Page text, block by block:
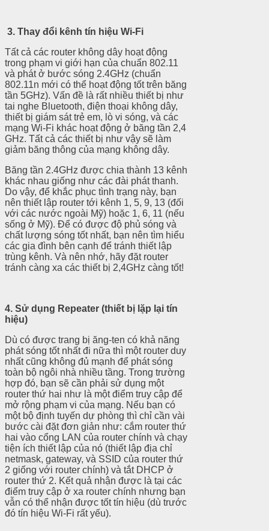
3. Thay đổi kênh tín hiệu Wi-Fi
Tất cả các router không dây hoạt động
trong phạm vi giới hạn của chuẩn 802.11
và phát ở bước sóng 2.4GHz (chuẩn
802.11n mới có thể hoạt động tốt trên băng
tần 5GHz). Vấn đề là rất nhiều thiết bị như
tai nghe Bluetooth, điện thoại không dây,
thiết bị giám sát trẻ em, lò vi sóng, và các
mạng Wi-Fi khác hoạt động ở băng tần 2,4
GHz. Tất cả các thiết bị như vậy sẽ làm
giảm băng thông của mạng không dây.
Băng tần 2.4GHz được chia thành 13 kênh
khác nhau giống như các đài phát thanh.
Do vậy, để khắc phục tình trạng này, bạn
nên thiết lập router tới kênh 1, 5, 9, 13 (đối
với các nước ngoài Mỹ) hoặc 1, 6, 11 (nếu
sống ở Mỹ). Để có được độ phủ sóng và
chất lượng sóng tốt nhất, bạn nên tìm hiểu
các gia đình bên cạnh để tránh thiết lập
trùng kênh. Và nên nhớ, hãy đặt router
tránh càng xa các thiết bị 2,4GHz càng tốt!
4. Sử dụng Repeater (thiết bị lặp lại tín
hiệu)
Dù có được trang bị ăng-ten có khả năng
phát sóng tốt nhất đi nữa thì một router duy
nhất cũng không đủ mạnh để phát sóng
toàn bộ ngôi nhà nhiều tầng. Trong trường
hợp đó, bạn sẽ cần phải sử dụng một
router thứ hai như là một điểm truy cập để
mở rộng phạm vi của mạng. Nếu bạn có
một bộ định tuyến dự phòng thì chỉ cần vài
bước cài đặt đơn giản như: cắm router thứ
hai vào cổng LAN của router chính và chạy
tiện ích thiết lập của nó (thiết lập địa chỉ
netmask, gateway, và SSID của router thứ
2 giống với router chính) và tắt DHCP ở
router thứ 2. Kết quả nhận được là tại các
điểm truy cập ở xa router chính nhưng bạn
vẫn có thể nhận được tốt tín hiệu (dù trước
đó tín hiệu Wi-Fi rất yếu).